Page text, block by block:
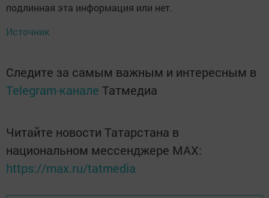
подлинная эта информация или нет.
Источник
Следите за самым важным и интересным в
Telegram-канале Татмедиа
Читайте новости Татарстана в
национальном мессенджере MАХ:
https://max.ru/tatmedia